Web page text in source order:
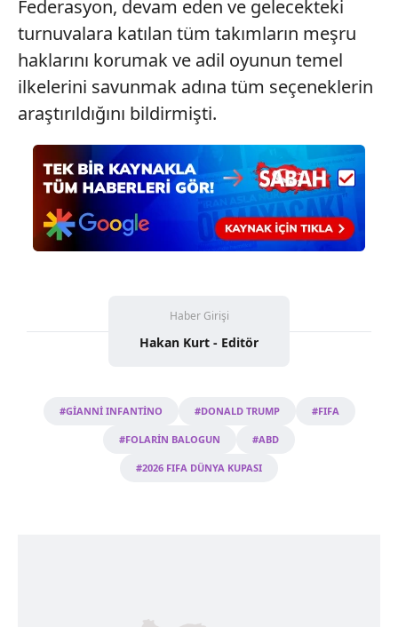
sınırlı olarak açık rızanız dahilinde kullanılacaktır.
Çerezlere ilişkin tercihlerinizi aşağıda yer alan panel
vasıtasıyla belirleyebilirsiniz. Çerezlere ilişkin detaylı bilgi
için Ayarlar butonuna tıklayabilir,
Çerez Bilgilendirme
Metnimiziziyaret edebilirsiniz.
6698 sayılı Kişisel Verilerin Korunması Kanunu uyarınca
hazırlanmış Aydınlatma Metnimizi okumak ve sitemizde
ilgili mevzuata uygun olarak kullanılan çerezlerle ilgili bilgi
almak için lütfentıklayınız
Federasyon, devam eden ve gelecekteki
turnuvalara katılan tüm takımların meşru
haklarını korumak ve adil oyunun temel
ilkelerini savunmak adına tüm seçeneklerin
araştırıldığını bildirmişti.
Haber Girişi
Hakan Kurt - Editör
#GİANNİ INFANTİNO #DONALD TRUMP #FIFA
#FOLARİN BALOGUN #ABD
#2026 FIFA DÜNYA KUPASI